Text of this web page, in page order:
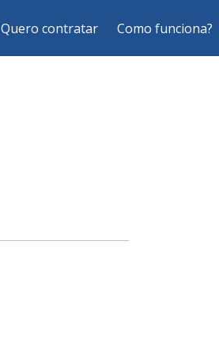
Quero contratar Como funciona?